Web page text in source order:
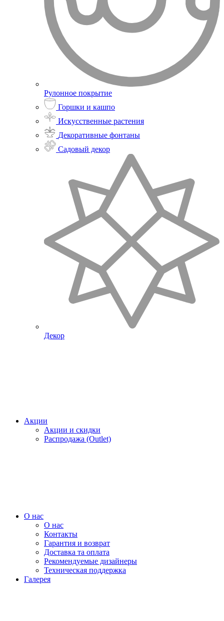
Рулонное покрытие
Горшки и кашпо
Искусственные растения
Декоративные фонтаны
Садовый декор
Декор
Акции
Акции и скидки
Распродажа (Outlet)
О нас
О нас
Контакты
Гарантия и возврат
Доставка та оплата
Рекомендуемые дизайнеры
Техническая поддержка
Галерея